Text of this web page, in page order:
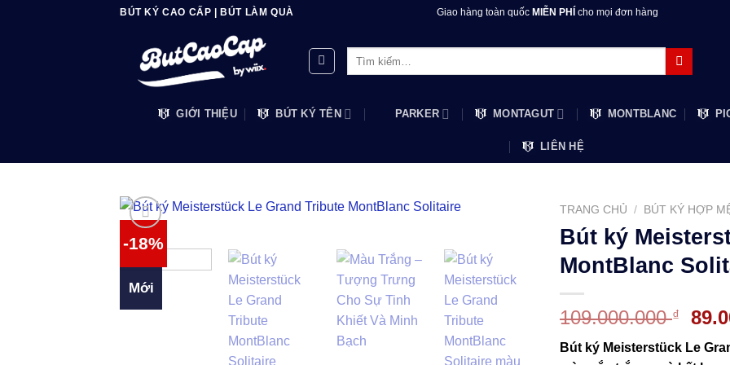
BÚT KÝ CAO CẤP | BÚT LÀM QUÀ Giao hàng toàn quốc MIỄN PHÍ cho mọi đơn hàng
GIỚI THIỆU BÚT KÝ TÊN PARKER MONTAGUT MONTBLANC
LIÊN HỆ
-18%
Mới
TRANG CHỦ / BÚT KÝ HỢP
Bút ký
MontBlanc
109.000.000₫
Giá
là:
Bút ký Meisterstück Le